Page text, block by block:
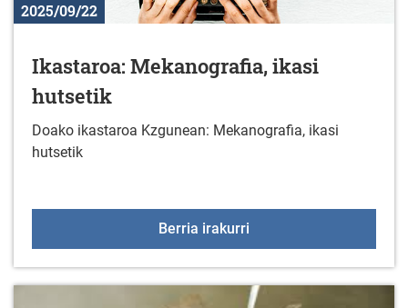
2025/09/22
Ikastaroa: Mekanografia, ikasi
hutsetik
Doako ikastaroa Kzgunean: Mekanografia, ikasi
hutsetik
Berria irakurri